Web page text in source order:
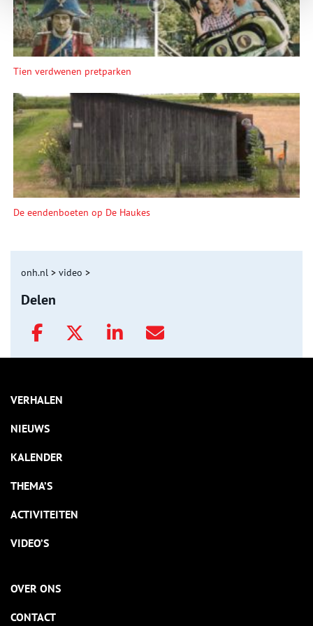
Tien verdwenen pretparken
De eendenboeten op De Haukes
onh.nl > video >
Delen
VERHALEN
NIEUWS
KALENDER
THEMA’S
ACTIVITEITEN
VIDEO’S
OVER ONS
CONTACT